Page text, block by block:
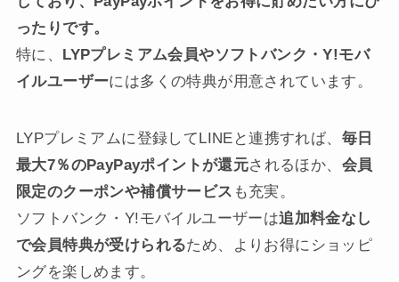
ファミリー・ライフはYahoo!ショッピングにも出店
しており、PayPayポイントをお得に貯めたい方にぴ
ったりです。